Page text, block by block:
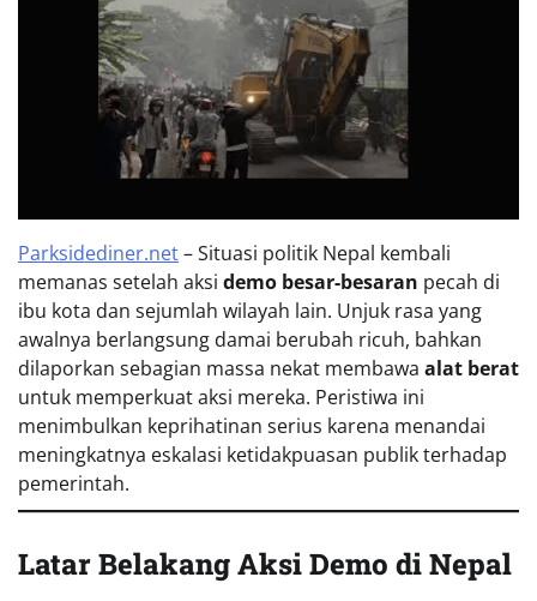
Parksidediner.net– Situasi politik Nepal kembali
memanas setelah aksi demo besar-besaran pecah di
ibu kota dan sejumlah wilayah lain. Unjuk rasa yang
awalnya berlangsung damai berubah ricuh, bahkan
dilaporkan sebagian massa nekat membawa alat berat
untuk memperkuat aksi mereka. Peristiwa ini
menimbulkan keprihatinan serius karena menandai
meningkatnya eskalasi ketidakpuasan publik terhadap
pemerintah.
Latar Belakang Aksi Demo di Nepal